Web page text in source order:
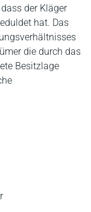
der Kläger
hat. Das
die durch das
Besitzlage